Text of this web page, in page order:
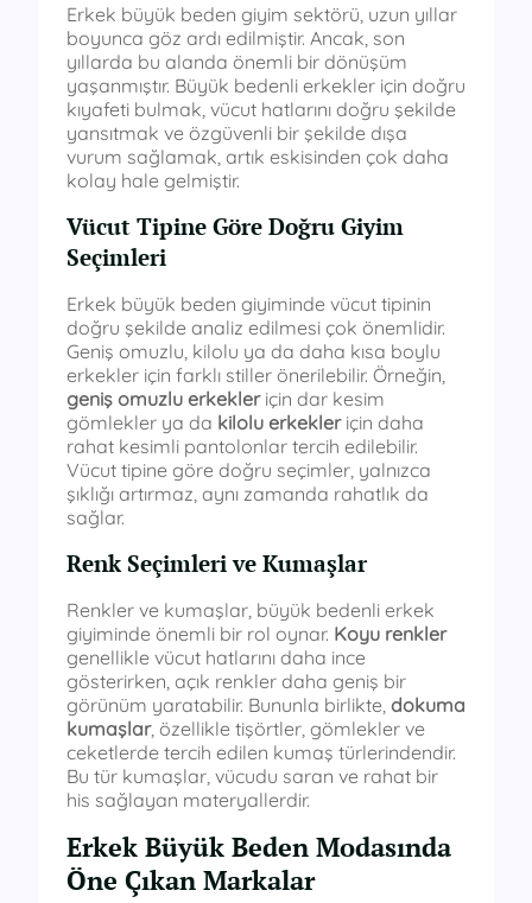
Erkek büyük beden giyim sektörü, uzun yıllar
boyunca göz ardı edilmiştir. Ancak, son
yıllarda bu alanda önemli bir dönüşüm
yaşanmıştır. Büyük bedenli erkekler için doğru
kıyafeti bulmak, vücut hatlarını doğru şekilde
yansıtmak ve özgüvenli bir şekilde dışa
vurum sağlamak, artık eskisinden çok daha
kolay hale gelmiştir.
Vücut Tipine Göre Doğru Giyim
Seçimleri
Erkek büyük beden giyiminde vücut tipinin
doğru şekilde analiz edilmesi çok önemlidir.
Geniş omuzlu, kilolu ya da daha kısa boylu
erkekler için farklı stiller önerilebilir. Örneğin,
geniş omuzlu erkekleriçin dar kesim
gömlekler ya da kilolu erkekleriçin daha
rahat kesimli pantolonlar tercih edilebilir.
Vücut tipine göre doğru seçimler, yalnızca
şıklığı artırmaz, aynı zamanda rahatlık da
sağlar.
Renk Seçimleri ve Kumaşlar
Renkler ve kumaşlar, büyük bedenli erkek
giyiminde önemli bir rol oynar. Koyu renkler
genellikle vücut hatlarını daha ince
gösterirken, açık renkler daha geniş bir
görünüm yaratabilir. Bununla birlikte, dokuma
kumaşlar, özellikle tişörtler, gömlekler ve
ceketlerde tercih edilen kumaş türlerindendir.
Bu tür kumaşlar, vücudu saran ve rahat bir
his sağlayan materyallerdir.
Erkek Büyük Beden Modasında
Öne Çıkan Markalar